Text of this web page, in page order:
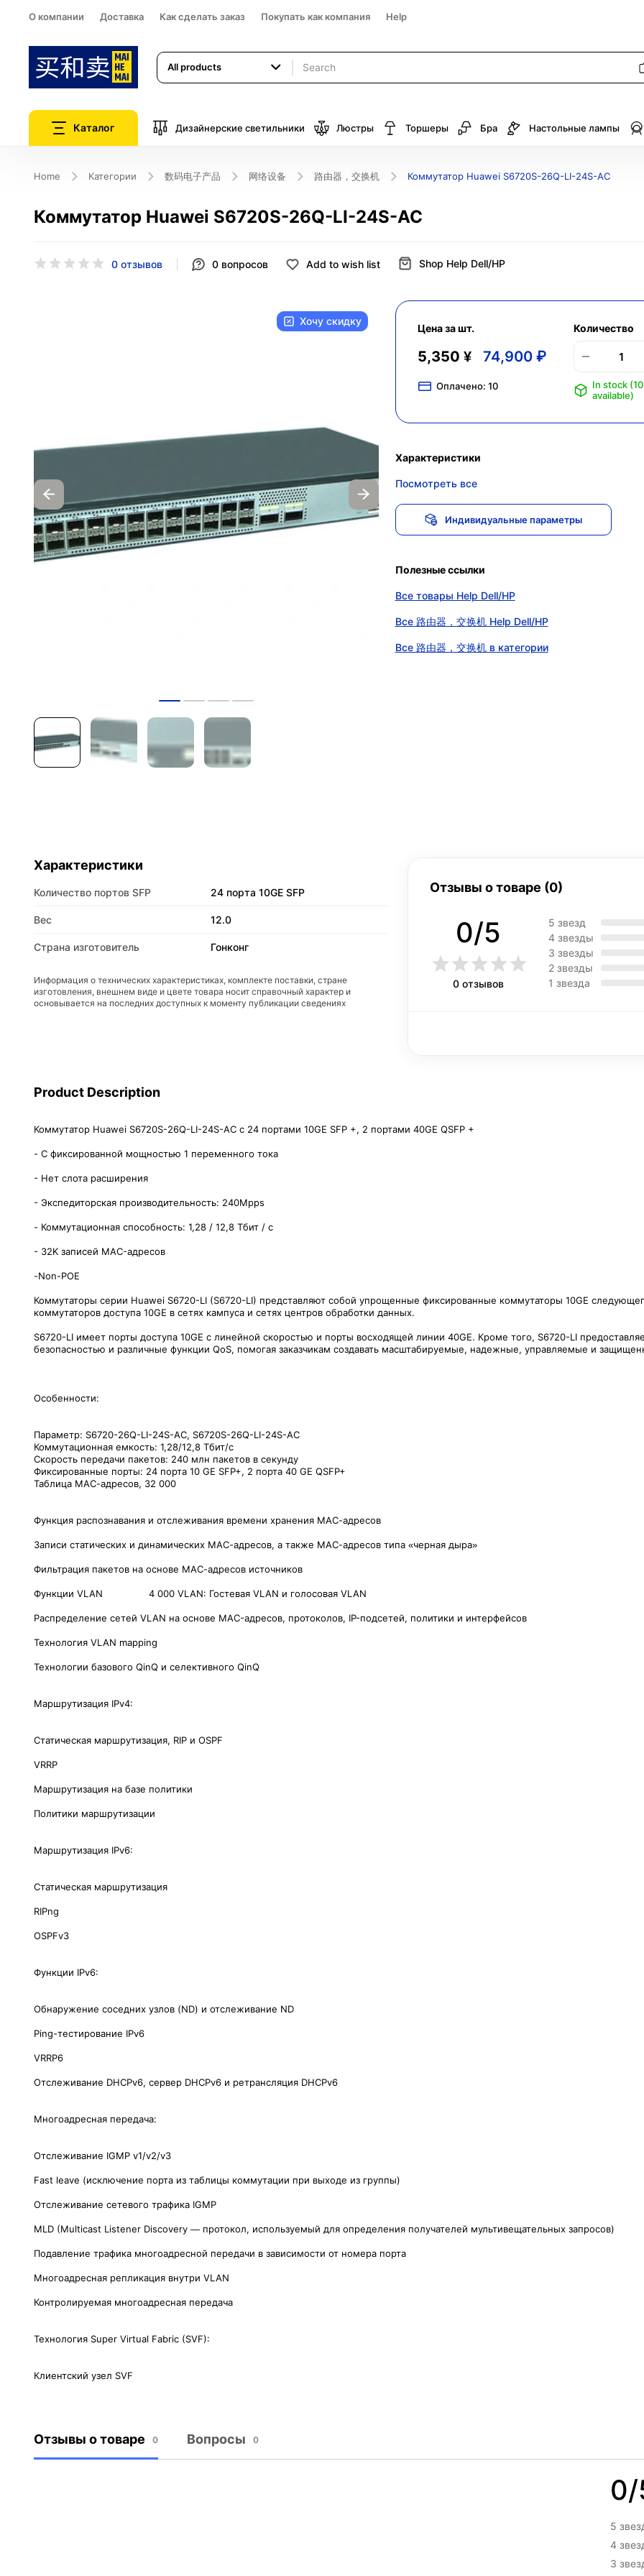
О компании Доставка Как сделать заказ Покупать как компания Help
All products
Каталог Дизайнерские светильники Люстры Торшеры Бра Настольные лампы
Home Категории 数码电子产品 网络设备 路由器，交换机 Коммутатор Huawei S6720S-26Q-LI-24S-AC
Коммутатор Huawei S6720S-26Q-LI-24S-AC
0 отзывов 0 вопросов Add to wish list Shop Help Dell/HP
Хочу скидку
Цена за шт.
5,350 ¥ 74,900 ₽
Оплачено: 10
Количество
In stock (10
available)
Характеристики
Посмотреть все
Индивидуальные параметры
Полезные ссылки
Все товары Help Dell/HP
Все 路由器，交换机 Help Dell/HP
Все 路由器，交换机 в категории
Характеристики
Количество портов SFP 24 порта 10GE SFP
Вес 12.0
Страна изготовитель Гонконг
Информация о технических характеристиках, комплекте поставки, стране
изготовления, внешнем виде и цвете товара носит справочный характер и
основывается на последних доступных к моменту публикации сведениях
Отзывы о товаре (0)
0/5
0 отзывов
5 звезд
4 звезды
3 звезды
2 звезды
1 звезда
Product Description
Коммутатор Huawei S6720S-26Q-LI-24S-AC с 24 портами 10GE SFP +, 2 портами 40GE QSFP +
- С фиксированной мощностью 1 переменного тока
- Нет слота расширения
- Экспедиторская производительность: 240Mpps
- Коммутационная способность: 1,28 / 12,8 Тбит / с
- 32K записей MAC-адресов
-Non-POE
Коммутаторы серии Huawei S6720-LI (S6720-LI) представляют собой упрощенные фиксированные коммутаторы 10GE
коммутаторов доступа 10GE в сетях кампуса и сетях центров обработки данных.
S6720-LI имеет порты доступа 10GE с линейной скоростью и порты восходящей линии 40GE. Кроме того, S6720-LI
безопасностью и различные функции QoS, помогая заказчикам создавать масштабируемые, надежные, управляемые и
Особенности:
Параметр: S6720-26Q-LI-24S-AC, S6720S-26Q-LI-24S-AC
Коммутационная емкость: 1,28/12,8 Тбит/с
Скорость передачи пакетов: 240 млн пакетов в секунду
Фиксированные порты: 24 порта 10 GE SFP+, 2 порта 40 GE QSFP+
Таблица МАС-адресов, 32 000
Функция распознавания и отслеживания времени хранения МАС-адресов
Записи статических и динамических МАС-адресов, а также МАС-адресов типа «черная дыра»
Фильтрация пакетов на основе МАС-адресов источников
Функции VLAN 4 000 VLAN: Гостевая VLAN и голосовая VLAN
Распределение сетей VLAN на основе MAC-адресов, протоколов, IP-подсетей, политики и интерфейсов
Технология VLAN mapping
Технологии базового QinQ и селективного QinQ
Маршрутизация IPv4:
Статическая маршрутизация, RIP и OSPF
VRRP
Маршрутизация на базе политики
Политики маршрутизации
Маршрутизация IPv6:
Статическая маршрутизация
RIPng
OSPFv3
Функции IPv6:
Обнаружение соседних узлов (ND) и отслеживание ND
Ping-тестирование IPv6
VRRP6
Отслеживание DHCPv6, сервер DHCPv6 и ретрансляция DHCPv6
Многоадресная передача:
Отслеживание IGMP v1/v2/v3
Fast leave (исключение порта из таблицы коммутации при выходе из группы)
Отслеживание сетевого трафика IGMP
MLD (Multicast Listener Discovery — протокол, используемый для определения получателей мультивещательных запросов)
Подавление трафика многоадресной передачи в зависимости от номера порта
Многоадресная репликация внутри VLAN
Контролируемая многоадресная передача
Технология Super Virtual Fabric (SVF):
Клиентский узел SVF
Отзывы о товаре 0 Вопросы 0
0/
5
4
3